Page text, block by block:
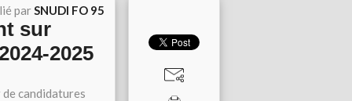
parSNUDI FO 95
sur
2025
candidatures